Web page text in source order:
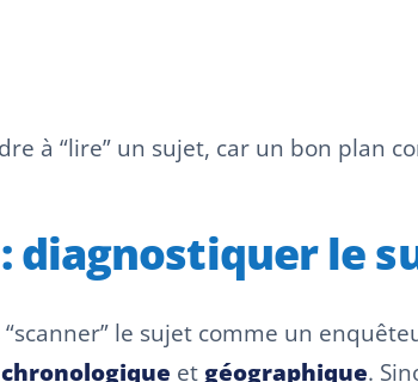
à “lire” un sujet, car un bon plan
diagnostiquer le
“scanner” le sujet comme un
chronologique et géographique.